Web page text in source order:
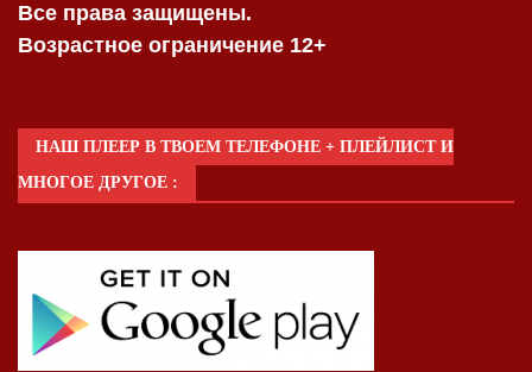
Все права защищены.
Возрастное ограничение 12+
НАШ ПЛЕЕР В ТВОЕМ ТЕЛЕФОНЕ + ПЛЕЙЛИСТ И
МНОГОЕ ДРУГОЕ :